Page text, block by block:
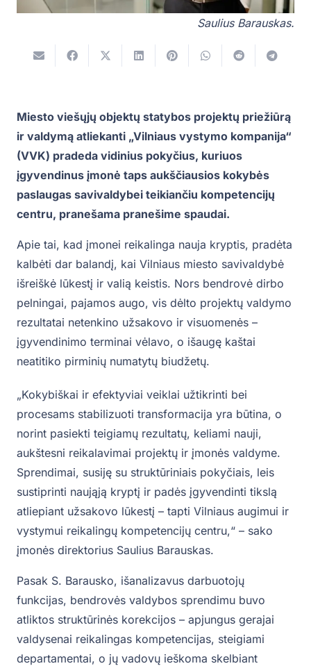
Saulius Barauskas.
Miesto viešųjų objektų statybos projektų priežiūrą
ir valdymą atliekanti „Vilniaus vystymo kompanija“
(VVK) pradeda vidinius pokyčius, kuriuos
įgyvendinus įmonė taps aukščiausios kokybės
paslaugas savivaldybei teikiančiu kompetencijų
centru, pranešama pranešime spaudai.
Apie tai, kad įmonei reikalinga nauja kryptis, pradėta
kalbėti dar balandį, kai Vilniaus miesto savivaldybė
išreiškė lūkestį ir valią keistis. Nors bendrovė dirbo
pelningai, pajamos augo, vis dėlto projektų valdymo
rezultatai netenkino užsakovo ir visuomenės –
įgyvendinimo terminai vėlavo, o išaugę kaštai
neatitiko pirminių numatytų biudžetų.
„Kokybiškai ir efektyviai veiklai užtikrinti bei
procesams stabilizuoti transformacija yra būtina, o
norint pasiekti teigiamų rezultatų, keliami nauji,
aukštesni reikalavimai projektų ir įmonės valdyme.
Sprendimai, susiję su struktūriniais pokyčiais, leis
sustiprinti naująją kryptį ir padės įgyvendinti tikslą
atliepiant užsakovo lūkestį – tapti Vilniaus augimui ir
vystymui reikalingų kompetencijų centru,“ – sako
įmonės direktorius Saulius Barauskas.
Pasak S. Barausko, išanalizavus darbuotojų
funkcijas, bendrovės valdybos sprendimu buvo
atliktos struktūrinės korekcijos – apjungus gerajai
valdysenai reikalingas kompetencijas, steigiami
departamentai, o jų vadovų ieškoma skelbiant